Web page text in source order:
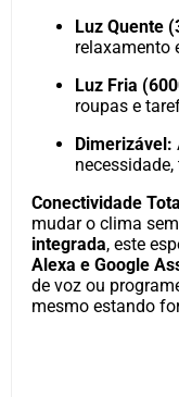
Luz Quente
relaxamento
Luz Fria
roupas e
Dimerizável:
Conectividade
mudar o clima
integrada, este
Alexa e Google
de voz ou
mesmo estando